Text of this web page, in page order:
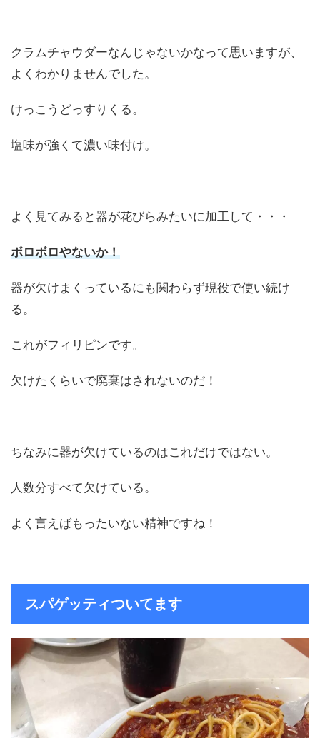
クラムチャウダーなんじゃないかなって思いますが、
よくわかりませんでした。
けっこうどっすりくる。
塩味が強くて濃い味付け。
よく見てみると器が花びらみたいに加工して・・・
ボロボロやないか！
器が欠けまくっているにも関わらず現役で使い続け
る。
これがフィリピンです。
欠けたくらいで廃棄はされないのだ！
ちなみに器が欠けているのはこれだけではない。
人数分すべて欠けている。
よく言えばもったいない精神ですね！
スパゲッティついてます